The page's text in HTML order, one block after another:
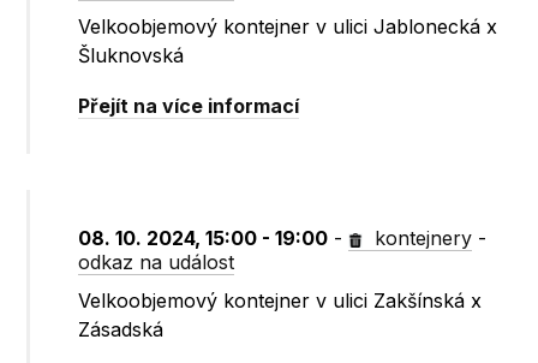
Velkoobjemový kontejner v ulici Jablonecká x
Šluknovská
Přejít na více informací
08. 10. 2024, 15:00 - 19:00 - kontejnery -
odkaz na událost
Velkoobjemový kontejner v ulici Zakšínská x
Zásadská